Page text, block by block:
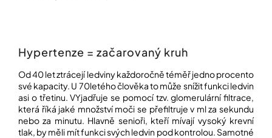
Přihlášení
Hypertenze = začarovaný kruh
Od 40 let ztrácejí ledviny každoročně téměř jedno procento
své kapacity. U 70letého člověka to může snížit funkci ledvin
asi o třetinu. VYjadřuje se pomocí tzv. glomerulární filtrace,
která říká jaké množství moči se přefiltruje v ml za sekundu
nebo za minutu. Hlavně senioři, kteří mívají vysoký krevní
tlak, by měli mít funkci svých ledvin pod kontrolou. Samotné
e